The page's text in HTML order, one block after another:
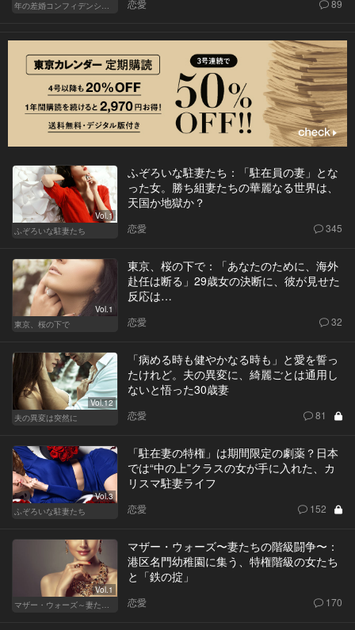
年の差婚コンフィデンシャル 恋愛 89
Vol.1
ふぞろいな駐妻たち
ふぞろいな駐妻たち：「駐在員の妻」とな
った女。勝ち組妻たちの華麗なる世界は、
天国か地獄か？
恋愛 345
Vol.1
東京、桜の下で
東京、桜の下で：「あなたのために、海外
赴任は断る」29歳女の決断に、彼が見せた
反応は…
恋愛 32
Vol.12
夫の異変は突然に
「病める時も健やかなる時も」と愛を誓っ
たけれど。夫の異変に、綺麗ごとは通用し
ないと悟った30歳妻
恋愛 81
Vol.3
ふぞろいな駐妻たち
「駐在妻の特権」は期間限定の劇薬？日本
では“中の上”クラスの女が手に入れた、カ
リスマ駐妻ライフ
恋愛 152
Vol.1
マザー・ウォーズ～妻たちの階級闘争～
マザー・ウォーズ〜妻たちの階級闘争〜：
港区名門幼稚園に集う、特権階級の女たち
と「鉄の掟」
恋愛 170